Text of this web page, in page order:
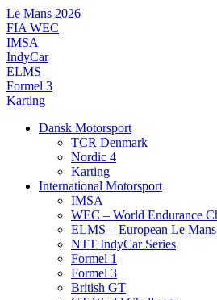
Videre
til
indhold
Le Mans 2026
FIA WEC
IMSA
IndyCar
ELMS
Formel 3
Karting
Dansk Motorsport
TCR Denmark
Nordic 4
Karting
International Motorsport
IMSA
WEC – World Endurance
ELMS – European Le Mans
NTT IndyCar Series
Formel 1
Formel 3
British GT